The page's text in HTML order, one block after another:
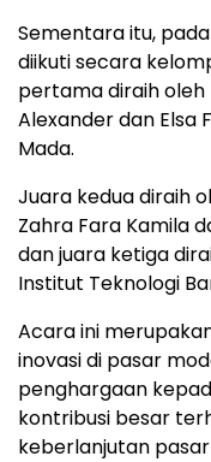
Sementara itu,
diikuti secara
pertama diraih oleh
Alexander dan Elsa
Mada.
Juara kedua diraih
Zahra Fara Kamila
dan juara ketiga
Institut Teknologi
Acara ini
inovasi di pasar
penghargaan
kontribusi besar
keberlanjutan